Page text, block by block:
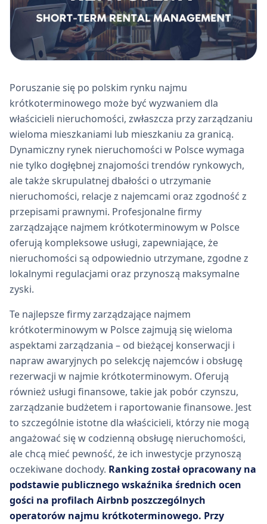
Poruszanie się po polskim rynku najmu
krótkoterminowego może być wyzwaniem dla
właścicieli nieruchomości, zwłaszcza przy zarządzaniu
wieloma mieszkaniami lub mieszkaniu za granicą.
Dynamiczny rynek nieruchomości w Polsce wymaga
nie tylko dogłębnej znajomości trendów rynkowych,
ale także skrupulatnej dbałości o utrzymanie
nieruchomości, relacje z najemcami oraz zgodność z
przepisami prawnymi. Profesjonalne firmy
zarządzające najmem krótkoterminowym w Polsce
oferują kompleksowe usługi, zapewniające, że
nieruchomości są odpowiednio utrzymane, zgodne z
lokalnymi regulacjami oraz przynoszą maksymalne
zyski.
Te najlepsze firmy zarządzające najmem
krótkoterminowym w Polsce zajmują się wieloma
aspektami zarządzania – od bieżącej konserwacji i
napraw awaryjnych po selekcję najemców i obsługę
rezerwacji w najmie krótkoterminowym. Oferują
również usługi finansowe, takie jak pobór czynszu,
zarządzanie budżetem i raportowanie finansowe. Jest
to szczególnie istotne dla właścicieli, którzy nie mogą
angażować się w codzienną obsługę nieruchomości,
ale chcą mieć pewność, że ich inwestycje przynoszą
oczekiwane dochody. Ranking został opracowany na
podstawie publicznego wskaźnika średnich ocen
gości na profilach Airbnb poszczególnych
operatorów najmu krótkoterminowego. Przy